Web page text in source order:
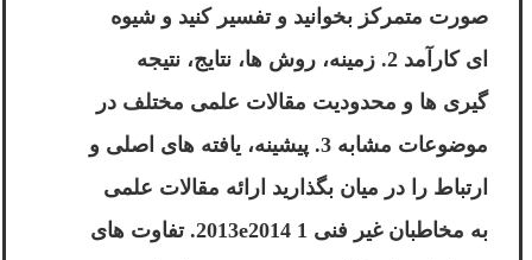
صورت متمرکز بخوانید و تفسیر کنید و شیوه
ای کارآمد 2. زمینه، روش ها، نتایج، نتیجه
گیری ها و محدودیت مقالات علمی مختلف در
موضوعات مشابه 3. پیشینه، یافته های اصلی و
ارتباط را در میان بگذارید ارائه مقالات علمی
به مخاطبان غیر فنی 2013e2014 1. تفاوت های